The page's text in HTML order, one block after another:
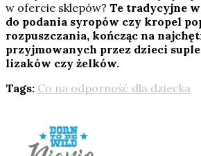
w ofercie sklepów? Te tradycyjne
do podania syropów czy kropel
rozpuszczania, kończąc na
przyjmowanych przez dzieci
lizaków czy żelków.
Tags: Co na odporność dla dziecka